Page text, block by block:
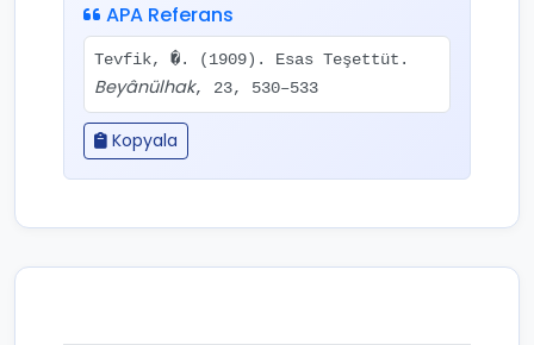
APA Referans
Tevfik, �. (1909). Esas Teşettüt.
Beyânülhak, 23, 530–533
Kopyala